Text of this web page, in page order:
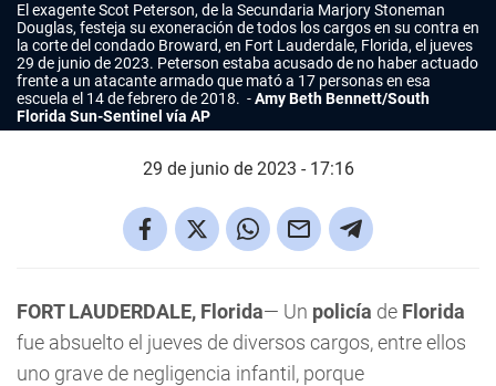
El exagente Scot Peterson, de la Secundaria Marjory Stoneman
Douglas, festeja su exoneración de todos los cargos en su contra en
la corte del condado Broward, en Fort Lauderdale, Florida, el jueves
29 de junio de 2023. Peterson estaba acusado de no haber actuado
frente a un atacante armado que mató a 17 personas en esa
escuela el 14 de febrero de 2018.
Amy Beth Bennett/South
Florida Sun-Sentinel vía AP
29 de junio de 2023 - 17:16
FORT LAUDERDALE, Florida— Un policía de Florida
fue absuelto el jueves de diversos cargos, entre ellos
uno grave de negligencia infantil, porque